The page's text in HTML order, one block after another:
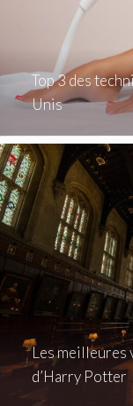
Top 3 des
Unis
Les meilleures
d’Harry Potter